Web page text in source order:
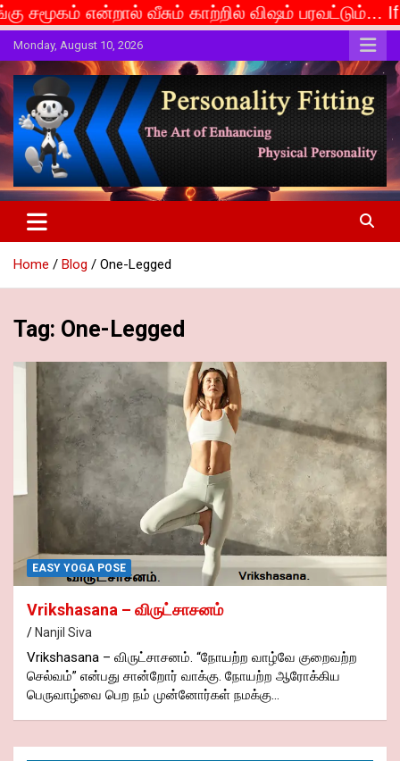
வீசும் காற்றில் விஷம் பரவட்டும்... If caste is
Skip
to
content
Monday, August 10, 2026
Personality Fitting
The Art of Enhancing Physical Personality
Home Blog One-Legged
Tag: One-Legged
EASY YOGA POSE
Vrikshasana – விருட்சாசனம்
Nanjil Siva
Vrikshasana – விருட்சாசனம். “நோயற்ற வாழ்வே குறைவற்ற
செல்வம்” என்பது சான்றோர் வாக்கு. நோயற்ற ஆரோக்கிய
பெருவாழ்வை பெற நம் முன்னோர்கள் நமக்கு…